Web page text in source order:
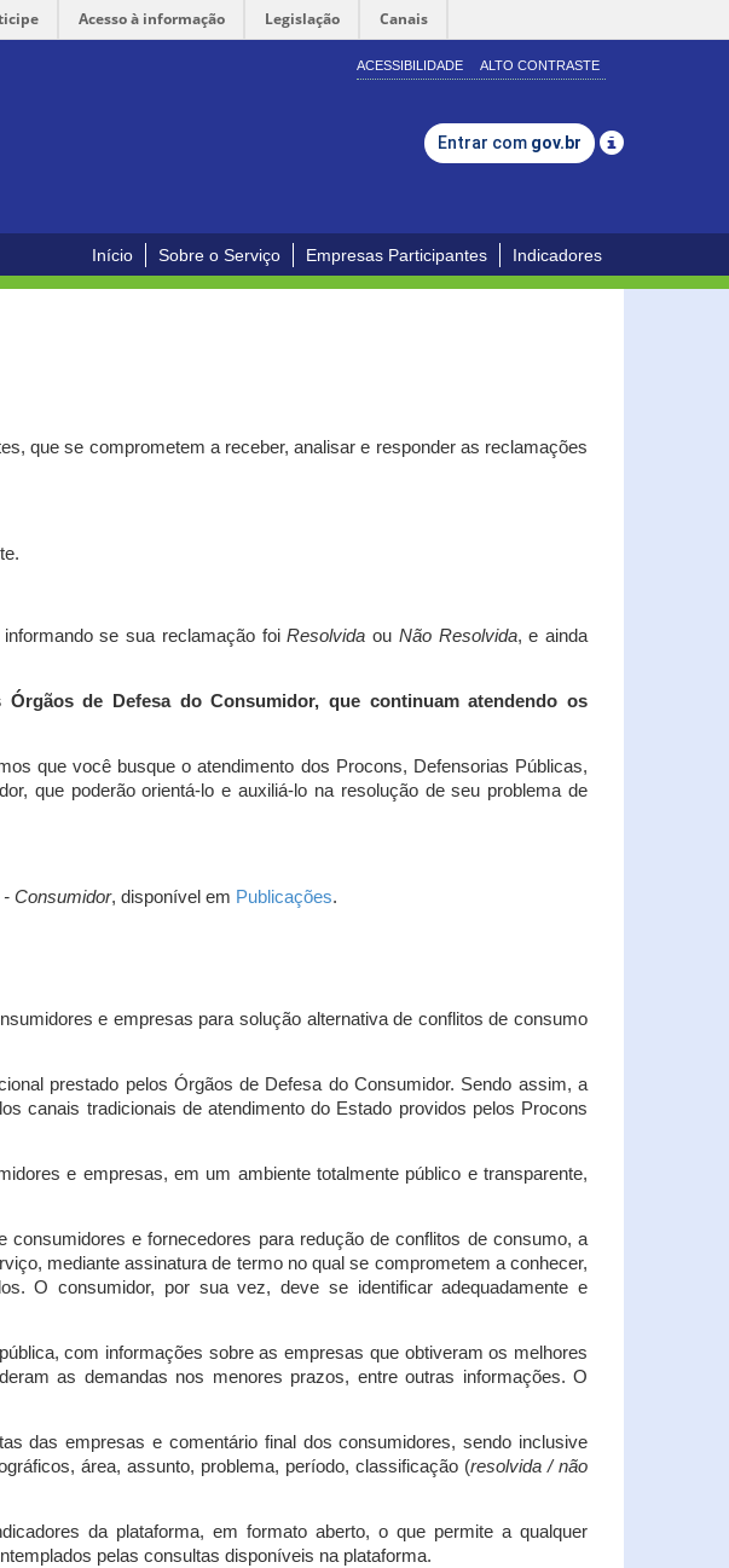
Acesso à informação Legislação Canais
ACESSIBILIDADE ALTO CONTRASTE
Entrar com gov.br
Início Sobre o Serviço Empresas Participantes Indicadores
que se comprometem a receber, analisar e responder as reclamações
se sua reclamação foiResolvida ou Não Resolvida, e ainda
de Defesa do Consumidor, que continuam atendendo os
que você busque o atendimento dos Procons, Defensorias Públicas,
que poderão orientá-lo e auxiliá-lo na resolução de seu problema de
Consumidor, disponível em Publicações.
e empresas para solução alternativa de conflitos de consumo
prestado pelos Órgãos de Defesa do Consumidor. Sendo assim, a
canais tradicionais de atendimento do Estado providos pelos Procons
e empresas, em um ambiente totalmente público e transparente,
e fornecedores para redução de conflitos de consumo, a
mediante assinatura de termo no qual se comprometem a conhecer,
O consumidor, por sua vez, deve se identificar adequadamente e
com informações sobre as empresas que obtiveram os melhores
as demandas nos menores prazos, entre outras informações. O
das empresas e comentário final dos consumidores, sendo inclusive
área, assunto, problema, período, classificação (resolvida / não
da plataforma, em formato aberto, o que permite a qualquer
pelas consultas disponíveis na plataforma.